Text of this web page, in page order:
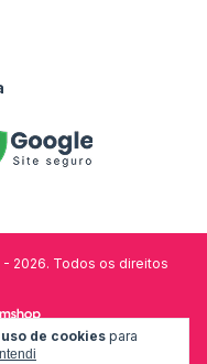
de cookies para
- 2026. Todos os direitos